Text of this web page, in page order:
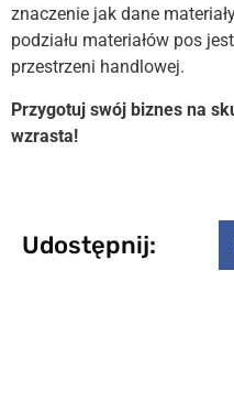
znaczenie jak dane
podziału materiałów pos
przestrzeni handlowej.
Przygotuj swój biznes na
wzrasta!
Udostępnij: